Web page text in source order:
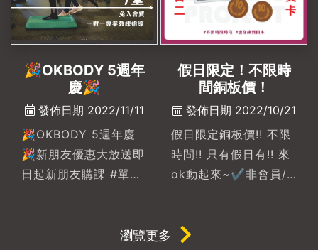
音響 / 耳機（市價
6000元）• 二獎：
物卡• 三獎：
lululemon 1000元禮
物卡🔥教練課學員認真
上課（當月上8堂以
上）• 一獎：筋膜放鬆
一堂• 二獎：
元紅包• 安慰獎：運動
🎉OKBODY 5週年
慶🎉
發佈日期 2022/11/11
🎉OKBODY 5週年慶
🎉新朋友優惠大放送即
日起新朋友購課 #單堂
外還有專屬抽獎活動👉
假日限定！不限時
間銅板價！
發佈日期 2022/10/21
假日限定銅板價!! 不限
時間!! 只有假日有!! 來
ok動起來~✔️非會員/
限制✔️適合假日返鄉的
瀏覽更多